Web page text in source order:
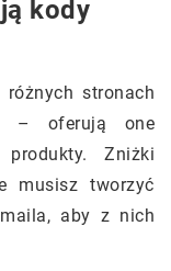
kody
stronach
– oferują one
Zniżki
musisz tworzyć
aby z nich